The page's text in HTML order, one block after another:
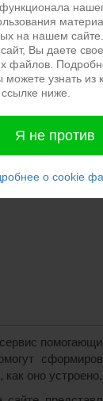
оно
на нашем
Вы даете
файлов.
можете узнать из
ниже.
Я не против
о cookie